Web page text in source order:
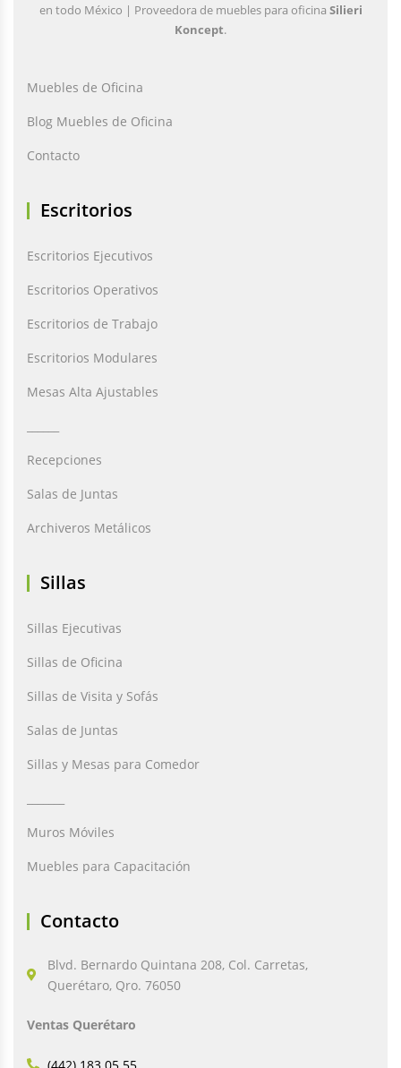
en todo México | Proveedora de muebles para oficina Silieri
Koncept.
Muebles de Oficina
Blog Muebles de Oficina
Contacto
Escritorios
Escritorios Ejecutivos
Escritorios Operativos
Escritorios de Trabajo
Escritorios Modulares
Mesas Alta Ajustables
Recepciones
Salas de Juntas
Archiveros Metálicos
Sillas
Sillas Ejecutivas
Sillas de Oficina
Sillas de Visita y Sofás
Salas de Juntas
Sillas y Mesas para Comedor
Muros Móviles
Muebles para Capacitación
Contacto
Blvd. Bernardo Quintana 208, Col. Carretas,
Querétaro, Qro. 76050
Ventas Querétaro